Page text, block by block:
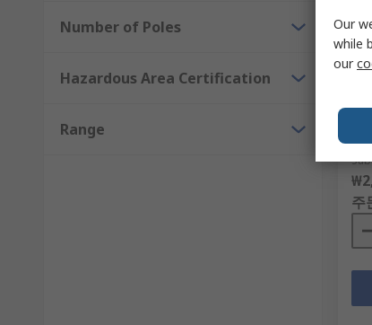
Number of Poles
Hazardous Area Certification
Range
주
Our
while
our